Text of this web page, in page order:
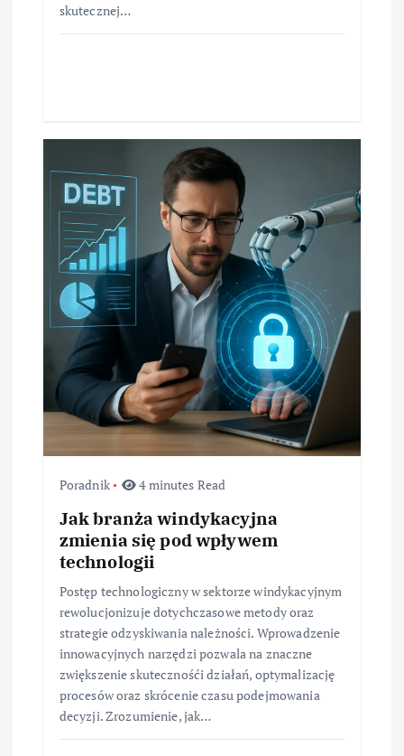
skutecznej…
Poradnik 4 minutes Read
Jak branża windykacyjna
zmienia się pod wpływem
technologii
Postęp technologiczny w sektorze windykacyjnym
rewolucjonizuje dotychczasowe metody oraz
strategie odzyskiwania należności. Wprowadzenie
innowacyjnych narzędzi pozwala na znaczne
zwiększenie skutecznośći działań, optymalizację
procesów oraz skrócenie czasu podejmowania
decyzji. Zrozumienie, jak…